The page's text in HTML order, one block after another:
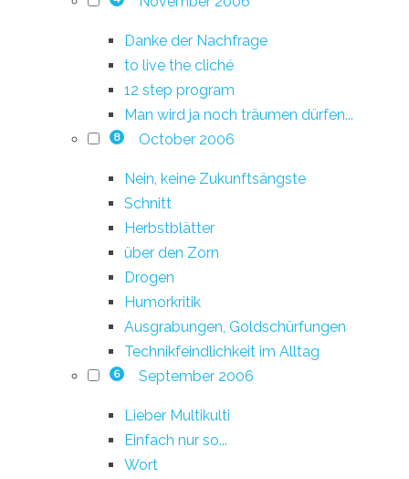
Danke der Nachfrage
to live the cliché
12 step program
Man wird ja noch träumen dürfen...
8 October 2006
Nein, keine Zukunftsängste
Schnitt
Herbstblätter
über den Zorn
Drogen
Humorkritik
Ausgrabungen, Goldschürfungen
Technikfeindlichkeit im Alltag
6 September 2006
Lieber Multikulti
Einfach nur so...
Wort